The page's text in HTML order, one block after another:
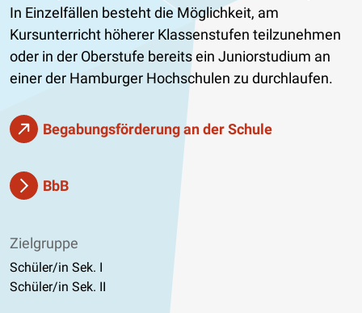
In Einzelfällen besteht die Möglichkeit, am
Kursunterricht höherer Klassenstufen teilzunehmen
oder in der Oberstufe bereits ein Juniorstudium an
einer der Hamburger Hochschulen zu durchlaufen.
Begabungsförderung an der Schule
BbB
Zielgruppe
Schüler/in Sek. I
Schüler/in Sek. II